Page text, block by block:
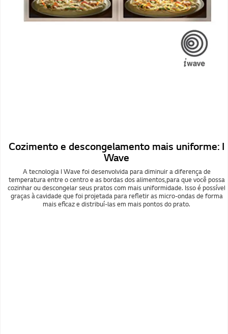
Cozimento e descongelamento mais uniforme: I
Wave
A tecnologia I Wave foi desenvolvida para diminuir a diferença de
temperatura entre o centro e as bordas dos alimentos,para que você possa
cozinhar ou descongelar seus pratos com mais uniformidade. Isso é possível
graças à cavidade que foi projetada para refletir as micro-ondas de forma
mais eficaz e distribuí-las em mais pontos do prato.